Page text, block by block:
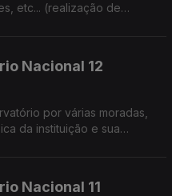
etc... (realização de
Nacional 12
por várias moradas,
da instituição e sua
Nacional 11